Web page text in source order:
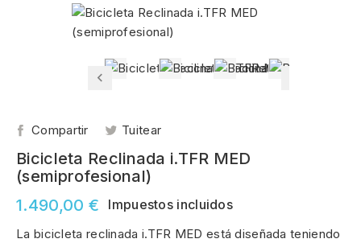
Compartir Tuitear
Bicicleta Reclinada i.TFR MED
(semiprofesional)
1.490,00 €
Impuestos incluidos
La bicicleta reclinada i.TFR MED está diseñada teniendo